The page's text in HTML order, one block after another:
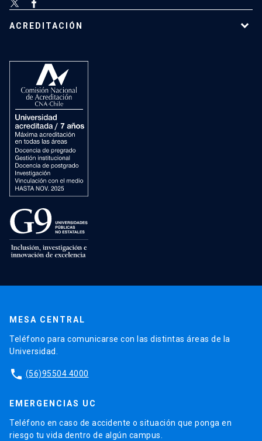
ACREDITACIÓN
MESA CENTRAL
Teléfono para comunicarse con las distintas áreas de la
Universidad.
phone (56)95504 4000
EMERGENCIAS UC
Teléfono en caso de accidente o situación que ponga en
riesgo tu vida dentro de algún campus.